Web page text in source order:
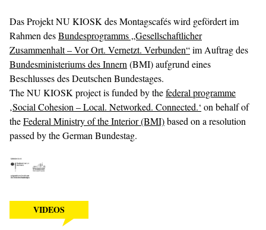
Das Projekt NU KIOSK des Montagscafés wird gefördert im
Rahmen desBundesprogramms „Gesellschaftlicher
Zusammenhalt – Vor Ort. Vernetzt. Verbunden“im Auftrag des
Bundesministeriums des Innern(BMI) aufgrund eines
Beschlusses des Deutschen Bundestages.
The NU KIOSK project is funded by thefederal programme
‚Social Cohesion – Local. Networked. Connected.‘ on behalf of
theFederal Ministry of the Interior (BMI)based on a resolution
passed by the German Bundestag.
VIDEOS